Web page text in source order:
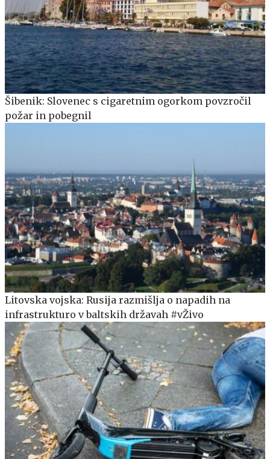
Šibenik: Slovenec s cigaretnim ogorkom povzročil
požar in pobegnil
Litovska vojska: Rusija razmišlja o napadih na
infrastrukturo v baltskih državah #vŽivo